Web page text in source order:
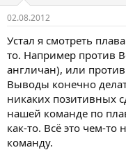
02.08.2012
Устал я смотреть
то. Например против
англичан), или против
Выводы конечно
никаких позитивных
нашей команде по
как-то. Всё это чем-
команду.